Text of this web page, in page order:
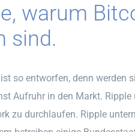
warum
sind.
so entworfen, denn werden
Aufruhr in den Markt.
zu durchlaufen. Ripple